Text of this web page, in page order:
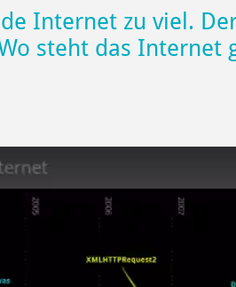
Internet zu viel.
steht das Internet